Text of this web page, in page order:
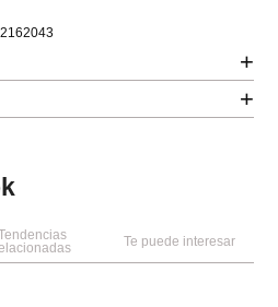
l.ref.2162043
+
+
Te puede interesar